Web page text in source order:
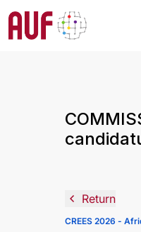
navigate_before Return
CREES 2026 -